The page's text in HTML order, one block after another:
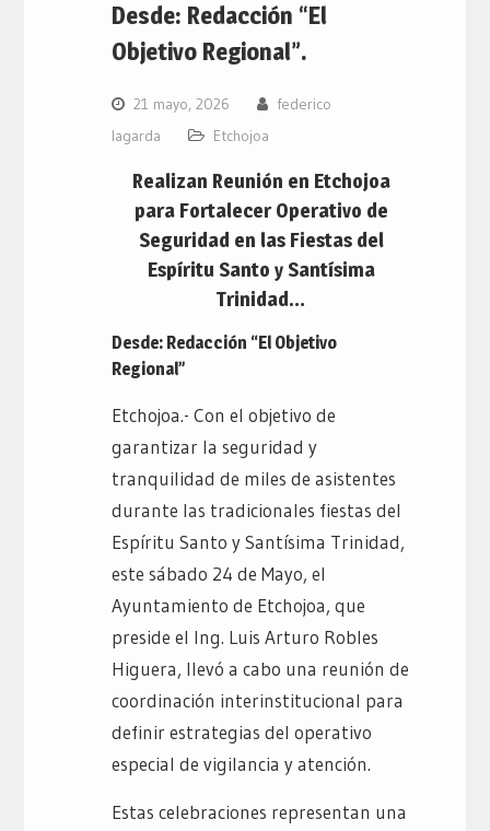
Desde: Redacción “El
Objetivo Regional”.
21 mayo, 2026
federico
lagarda
Etchojoa
Realizan Reunión en Etchojoa
para Fortalecer Operativo de
Seguridad en las Fiestas del
Espíritu Santo y Santísima
Trinidad…
Desde: Redacción “El Objetivo
Regional”
Etchojoa.- Con el objetivo de
garantizar la seguridad y
tranquilidad de miles de asistentes
durante las tradicionales fiestas del
Espíritu Santo y Santísima Trinidad,
este sábado 24 de Mayo, el
Ayuntamiento de Etchojoa, que
preside el Ing. Luis Arturo Robles
Higuera, llevó a cabo una reunión de
coordinación interinstitucional para
definir estrategias del operativo
especial de vigilancia y atención.
Estas celebraciones representan una